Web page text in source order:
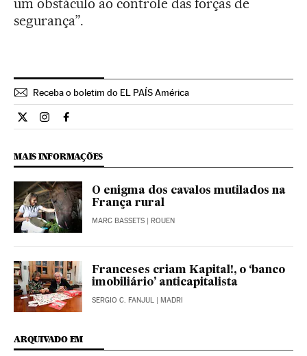
um obstáculo ao controle das forças de
segurança”.
Receba o boletim do EL PAÍS América
Internacional El País Brasil en Twitter
Internacional El País Brasil en Instagram
Internacional El País Brasil en Facebook
MAIS INFORMAÇÕES
O enigma dos cavalos mutilados na
França rural
MARC BASSETS | ROUEN
Franceses criam Kapital!, o ‘banco
imobiliário’ anticapitalista
SERGIO C. FANJUL | MADRI
ARQUIVADO EM